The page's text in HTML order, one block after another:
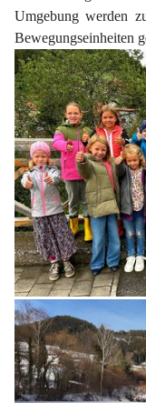
Umgebung werden
Bewegungseinheiten